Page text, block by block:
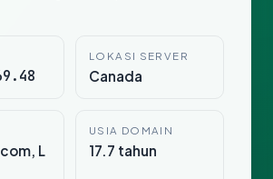
LOKASI SERVER
Canada
L
USIA DOMAIN
17.7 tahun